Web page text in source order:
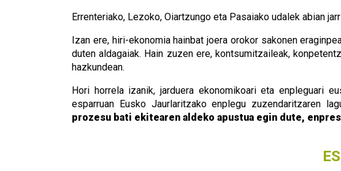
Errenteriako, Lezoko, Oiartzungo eta Pasaiako udalek abian
Izan ere, hiri-ekonomia hainbat joera orokor sakonen
duten aldagaiak. Hain zuzen ere, kontsumitzaileak,
hazkundean.
Hori horrela izanik, jarduera ekonomikoari eta enpleguari
esparruan Eusko Jaurlaritzako enplegu zuzendaritzaren
prozesu bati ekitearen aldeko apustua egin dute,